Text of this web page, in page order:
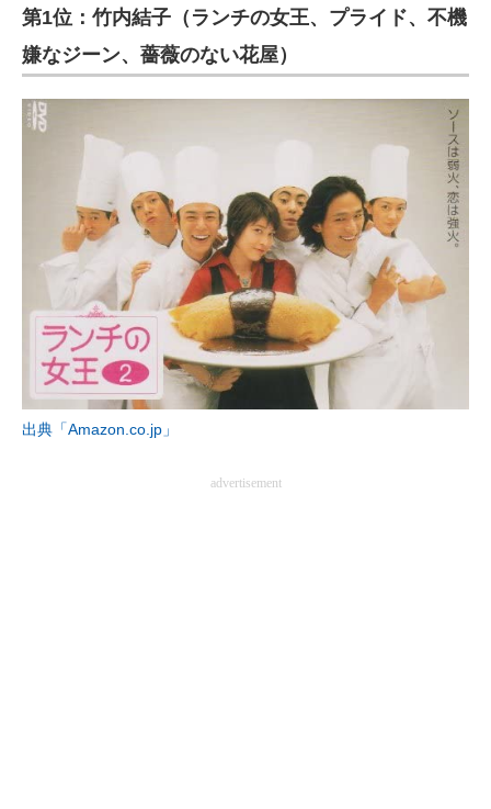
進化するPCとデバイスの未来
ビジネスと働き方のヒント
AI活用のいまが分かる
企業ITのトレンドを詳説
経営リーダーのコミュニティ
マーケ×ITの今がよく分かる
第1位：竹内結子（ランチの女王、プライド、不機
嫌なジーン、薔薇のない花屋）
出典「Amazon.co.jp」
advertisement